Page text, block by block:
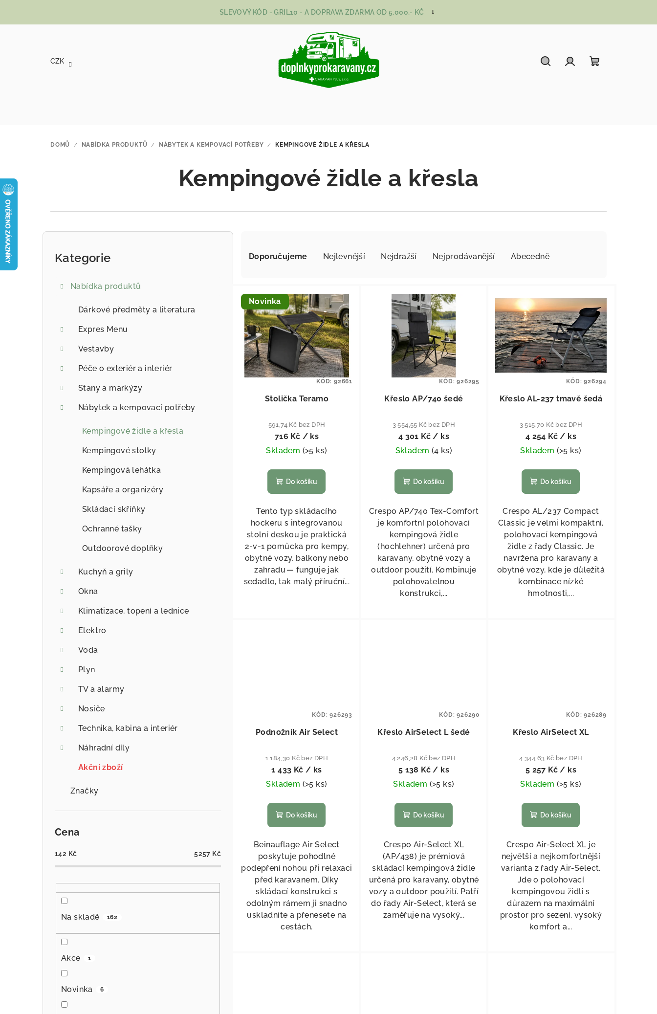
SLEVOVÝ KÓD - GRIL10 - A DOPRAVA ZDARMA OD 5.000,- KČ
CZK
DOMŮ / NABÍDKA PRODUKTŮ / NÁBYTEK A KEMPOVACÍ POTŘEBY / KEMPINGOVÉ ŽIDLE A KŘESLA
Kempingové židle a křesla
Postranní panel
Přeskočit kategorie
Kategorie
Nabídka produktů
Dárkové předměty a literatura
Expres Menu
Vestavby
Péče o exteriér a interiér
Stany a markýzy
Nábytek a kempovací potřeby
Kempingové židle a křesla
Kempingové stolky
Kempingová lehátka
Kapsáře a organizéry
Skládací skříňky
Ochranné tašky
Outdoorové doplňky
Kuchyň a grily
Okna
Klimatizace, topení a lednice
Elektro
Voda
Plyn
TV a alarmy
Nosiče
Technika, kabina a interiér
Náhradní díly
Akční zboží
Značky
Cena
142 Kč 5257 Kč
Na skladě 162
Akce 1
Novinka 6
Doporučujeme Nejlevnější Nejdražší Nejprodávanější Abecedně
Výpis produktů
Novinka
Stolička Teramo
591,74 Kč bez DPH
716 Kč / ks
Skladem (>5 ks)
Do košíku
Tento typ skládacího
hockeru s integrovanou
stolní deskou je praktická
2‑v‑1 pomůcka pro kempy,
obytné vozy, balkony nebo
zahradu — funguje jak
sedadlo, tak malý příruční...
KÓD: 92661
Křeslo AP/740 šedé
3 554,55 Kč bez DPH
4 301 Kč/ ks
Skladem (4 ks)
Do košíku
Crespo AP/740 Tex-Comfort
je komfortní polohovací
kempingová židle
(hochlehner) určená pro
karavany, obytné vozy a
outdoor použití. Kombinuje
polohovatelnou
konstrukci,...
KÓD:926295
Křeslo AL-237 tmavě šedá
3 515,70 Kč bez DPH
4 254 Kč/ ks
Skladem (>5 ks)
Do košíku
Crespo AL/237 Compact
Classic je velmi kompaktní,
polohovací kempingová
židle z řady Classic. Je
navržena pro karavany a
obytné vozy, kde je důležitá
kombinace nízké
hmotnosti,...
KÓD:926294
Podnožník Air Select
1 184,30 Kč bez DPH
1 433 Kč / ks
Skladem (>5 ks)
Do košíku
Beinauflage Air Select
poskytuje pohodlné
podepření nohou při relaxaci
před karavanem. Díky
skládací konstrukci s
odolným rámem ji snadno
uskladníte a přenesete na
cestách.
KÓD:926293
Křeslo AirSelect L šedé
4 246,28 Kč bez DPH
5 138 Kč / ks
Skladem (>5 ks)
Do košíku
Crespo Air-Select XL
(AP/438) je prémiová
skládací kempingová židle
určená pro karavany, obytné
vozy a outdoor použití. Patří
do řady Air-Select, která se
zaměřuje na vysoký...
KÓD:926290
Křeslo AirSelect XL
4 344,63 Kč bez DPH
5 257 Kč / ks
Skladem (>5 ks)
Do košíku
Crespo Air-Select XL je
největší a nejkomfortnější
varianta z řady Air-Select.
Jde o polohovací
kempingovou židli s
důrazem na maximální
prostor pro sezení, vysoký
komfort a...
KÓD:926289